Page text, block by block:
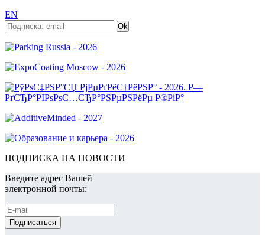
EN
ПОДПИСКА НА НОВОСТИ
Введите адрес Вашей
электронной почты: